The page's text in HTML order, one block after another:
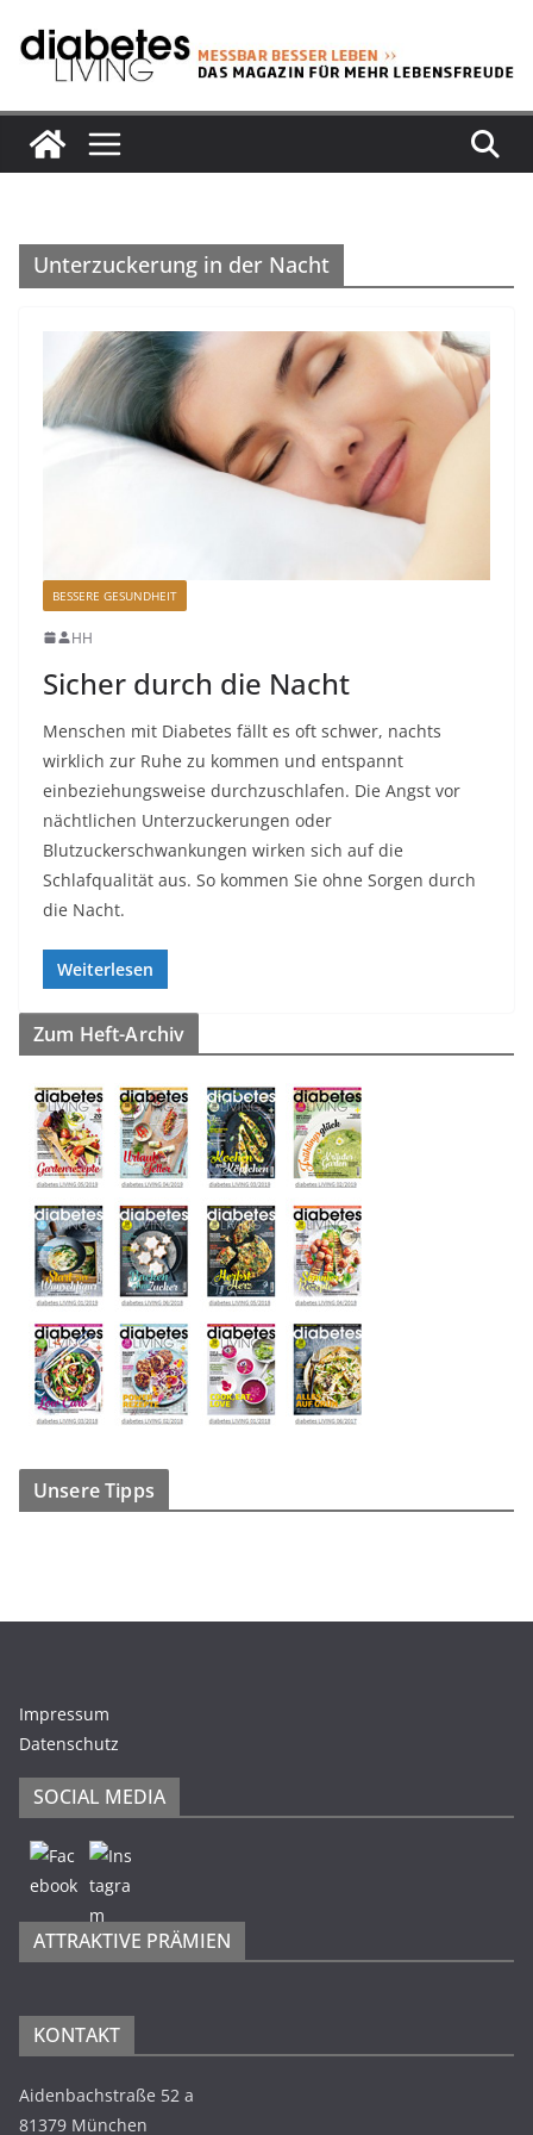
Inhalt
springen
Unterzuckerung in der Nacht
BESSERE GESUNDHEIT
HH
Sicher durch die Nacht
Menschen mit Diabetes fällt es oft schwer, nachts
wirklich zur Ruhe zu kommen und entspannt
einbeziehungsweise durchzuschlafen. Die Angst vor
nächtlichen Unterzuckerungen oder
Blutzuckerschwankungen wirken sich auf die
Schlafqualität aus. So kommen Sie ohne Sorgen durch
die Nacht.
Weiterlesen
Zum Heft-Archiv
Unsere Tipps
Impressum
Datenschutz
SOCIAL MEDIA
ATTRAKTIVE PRÄMIEN
KONTAKT
Aidenbachstraße 52 a
81379 München